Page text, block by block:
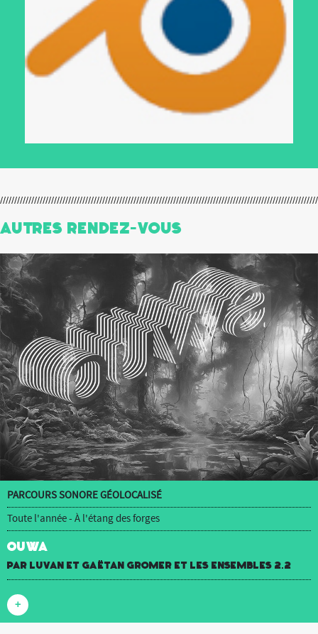
Autres Rendez-Vous
PARCOURS SONORE GÉOLOCALISÉ
Toute l'année - À l'étang des forges
OUWA
par luvan et Gaëtan Gromer et Les Ensembles 2.2
+